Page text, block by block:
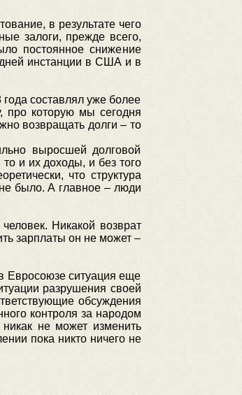
в результате чего
залоги, прежде всего,
постоянное снижение
инстанции в США и в
составлял уже более
про которую мы сегодня
возвращать долги – то
выросшей долговой
то и их доходы, и без того
что структура
не было. А главное – люди
Никакой возврат
зарплаты он не может –
Евросоюзе ситуация еще
разрушения своей
обсуждения
контроля за народом
не может изменить
пока никто ничего не